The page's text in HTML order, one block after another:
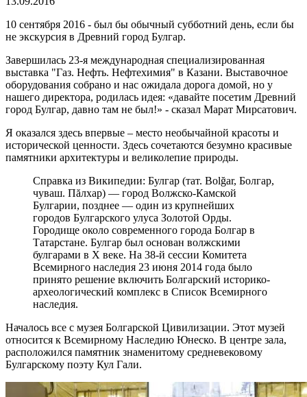
10 сентября 2016 - был бы обычный субботний день, если бы
не экскурсия в Древний город Булгар.
Завершилась 23-я международная специализированная
выставка "Газ. Нефть. Нефтехимия" в Казани. Выставочное
оборудования собрано и нас ожидала дорога домой, но у
нашего директора, родилась идея: «давайте посетим Древний
город Булгар, давно там не был!» - сказал Марат Мирсатович.
Я оказался здесь впервые – место необычайной красоты и
исторической ценности. Здесь сочетаются безумно красивые
памятники архитектуры и великолепие природы.
Справка из Википедии: Булгар (тат. Bolğar, Болгар,
чуваш. Пăлхар) — город Волжско-Камской
Булгарии, позднее — один из крупнейших
городов Булгарского улуса Золотой Орды.
Городище около современного города Болгар в
Татарстане. Булгар был основан волжскими
булгарами в X веке. На 38-й сессии Комитета
Всемирного наследия 23 июня 2014 года было
принято решение включить Болгарский историко-
археологический комплекс в Список Всемирного
наследия.
Началось все с музея Болгарской Цивилизации. Этот музей
относится к Всемирному Наследию Юнеско. В центре зала,
расположился памятник знаменитому средневековому
Булгарскому поэту Кул Гали.